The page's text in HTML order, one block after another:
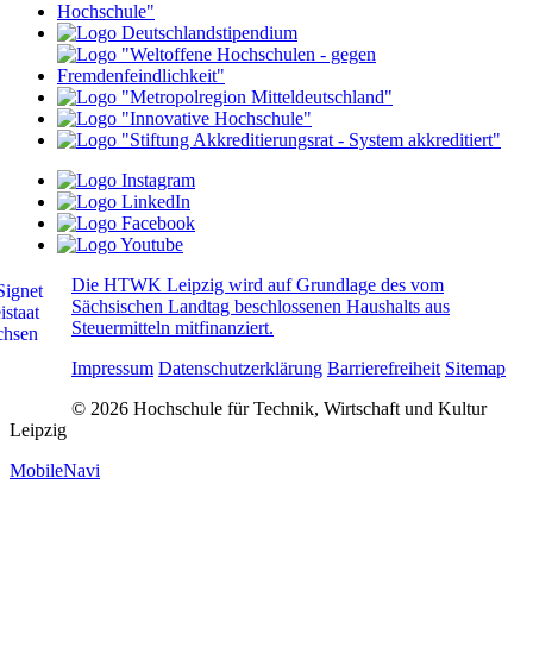
Die HTWK Leipzig wird auf Grundlage des vom
Sächsischen Landtag beschlossenen Haushalts aus
Steuermitteln mitfinanziert.
Impressum Datenschutzerklärung Barrierefreiheit Sitemap
© 2026 Hochschule für Technik, Wirtschaft und Kultur
Leipzig
MobileNavi